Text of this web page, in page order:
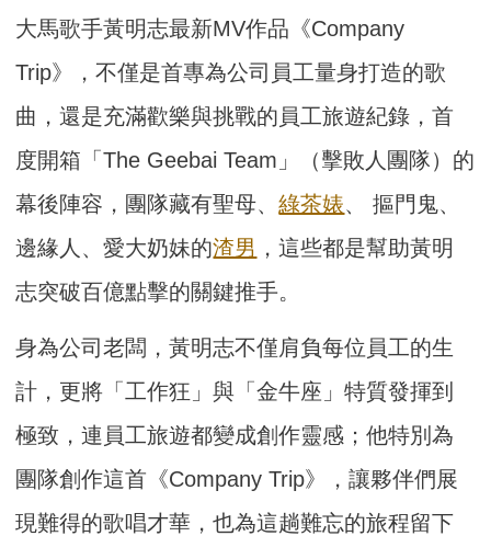
大馬歌手黃明志最新MV作品《Company
Trip》，不僅是首專為公司員工量身打造的歌
曲，還是充滿歡樂與挑戰的員工旅遊紀錄，首
度開箱「The Geebai Team」（擊敗人團隊）的
幕後陣容，團隊藏有聖母、綠茶婊、 摳門鬼、
邊緣人、愛大奶妹的渣男 ，這些都是幫助黃明
志突破百億點擊的關鍵推手。
身為公司老闆，黃明志不僅肩負每位員工的生
計，更將「工作狂」與「金牛座」特質發揮到
極致，連員工旅遊都變成創作靈感；他特別為
團隊創作這首《Company Trip》，讓夥伴們展
現難得的歌唱才華，也為這趟難忘的旅程留下